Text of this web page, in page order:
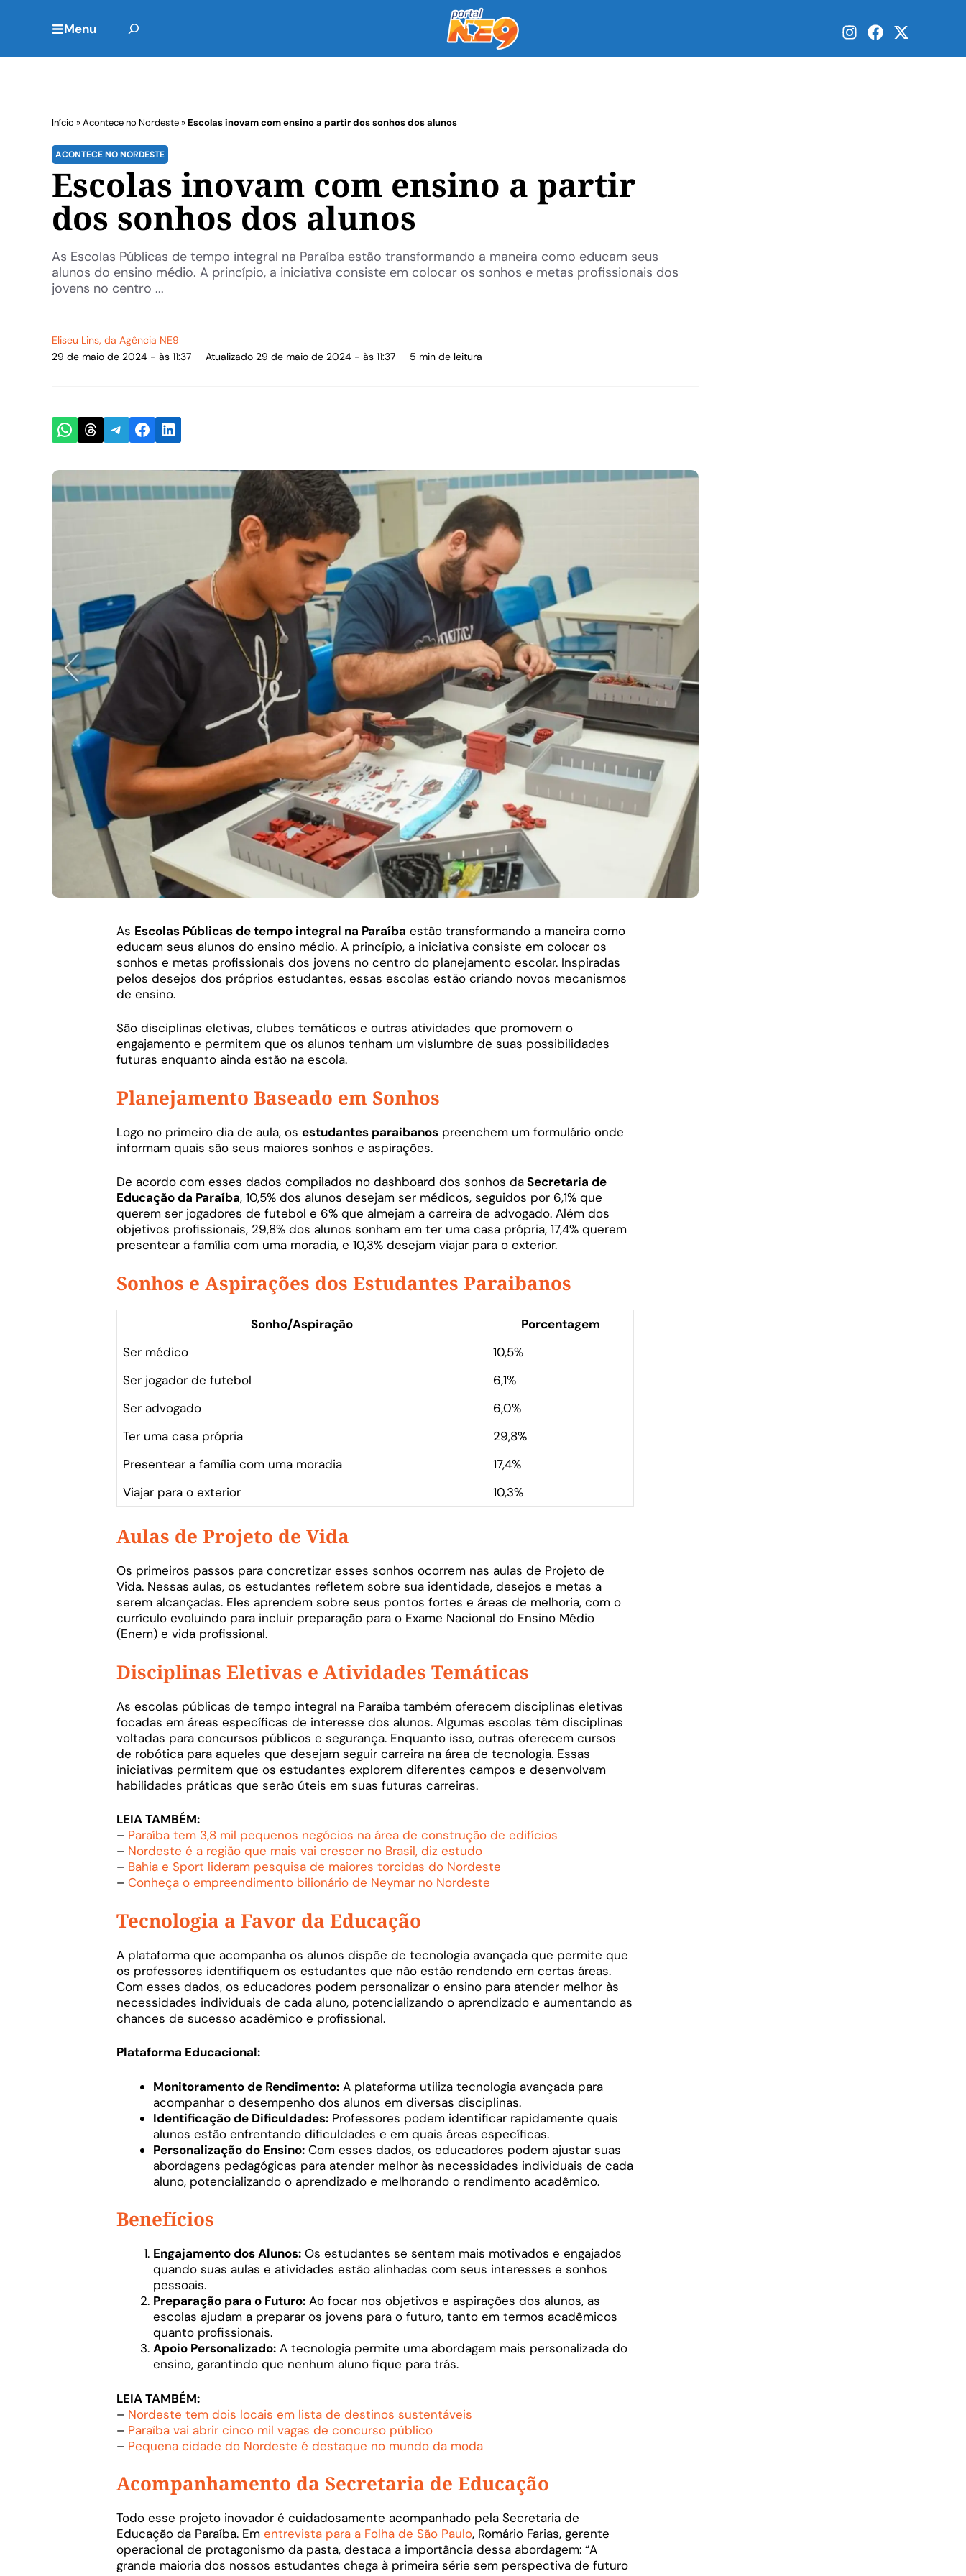
Menu
Início »Acontece no Nordeste»Escolas inovam com ensino a partir dos sonhos dos alunos
ACONTECE NO NORDESTE
Escolas inovam com ensino a partir
dos sonhos dos alunos
As Escolas Públicas de tempo integral na Paraíba estão transformando a maneira como educam seus
alunos do ensino médio. A princípio, a iniciativa consiste em colocar os sonhos e metas profissionais dos
jovens no centro ...
Eliseu Lins, da Agência NE9
29 de maio de 2024 - às 11:37
Atualizado 29 de maio de 2024 - às 11:37 5 min de leitura
Share on WhatsApp
Share on Threads
Share on Telegram
Share on Facebook
Share on LinkedIn
As Escolas Públicas de tempo integral na Paraíba estão transformando a maneira como
educam seus alunos do ensino médio. A princípio, a iniciativa consiste em colocar os
sonhos e metas profissionais dos jovens no centro do planejamento escolar. Inspiradas
pelos desejos dos próprios estudantes, essas escolas estão criando novos mecanismos
de ensino.
São disciplinas eletivas, clubes temáticos e outras atividades que promovem o
engajamento e permitem que os alunos tenham um vislumbre de suas possibilidades
futuras enquanto ainda estão na escola.
Planejamento Baseado em Sonhos
Logo no primeiro dia de aula, os estudantes paraibanos preenchem um formulário onde
informam quais são seus maiores sonhos e aspirações.
De acordo com esses dados compilados no dashboard dos sonhos daSecretaria de
Educação da Paraíba, 10,5% dos alunos desejam ser médicos, seguidos por 6,1% que
querem ser jogadores de futebol e 6% que almejam a carreira de advogado. Além dos
objetivos profissionais, 29,8% dos alunos sonham em ter uma casa própria, 17,4% querem
presentear a família com uma moradia, e 10,3% desejam viajar para o exterior.
Sonhos e Aspirações dos Estudantes Paraibanos
Sonho/Aspiração
Porcentagem
Ser médico
10,5%
Ser jogador de futebol
6,1%
Ser advogado
6,0%
Ter uma casa própria
29,8%
Presentear a família com uma moradia
17,4%
Viajar para o exterior
10,3%
Aulas de Projeto de Vida
Os primeiros passos para concretizar esses sonhos ocorrem nas aulas de Projeto de
Vida. Nessas aulas, os estudantes refletem sobre sua identidade, desejos e metas a
serem alcançadas. Eles aprendem sobre seus pontos fortes e áreas de melhoria, com o
currículo evoluindo para incluir preparação para o Exame Nacional do Ensino Médio
(Enem) e vida profissional.
Disciplinas Eletivas e Atividades Temáticas
As escolas públicas de tempo integral na Paraíba também oferecem disciplinas eletivas
focadas em áreas específicas de interesse dos alunos. Algumas escolas têm disciplinas
voltadas para concursos públicos e segurança. Enquanto isso, outras oferecem cursos
de robótica para aqueles que desejam seguir carreira na área de tecnologia. Essas
iniciativas permitem que os estudantes explorem diferentes campos e desenvolvam
habilidades práticas que serão úteis em suas futuras carreiras.
LEIA TAMBÉM:
– Paraíba tem 3,8 mil pequenos negócios na área de construção de edifícios
– Nordeste é a região que mais vai crescer no Brasil, diz estudo
– Bahia e Sport lideram pesquisa de maiores torcidas do Nordeste
– Conheça o empreendimento bilionário de Neymar no Nordeste
Tecnologia a Favor da Educação
A plataforma que acompanha os alunos dispõe de tecnologia avançada que permite que
os professores identifiquem os estudantes que não estão rendendo em certas áreas.
Com esses dados, os educadores podem personalizar o ensino para atender melhor às
necessidades individuais de cada aluno, potencializando o aprendizado e aumentando as
chances de sucesso acadêmico e profissional.
Plataforma Educacional:
Monitoramento de Rendimento: A plataforma utiliza tecnologia avançada para
acompanhar o desempenho dos alunos em diversas disciplinas.
Identificação de Dificuldades: Professores podem identificar rapidamente quais
alunos estão enfrentando dificuldades e em quais áreas específicas.
Personalização do Ensino: Com esses dados, os educadores podem ajustar suas
abordagens pedagógicas para atender melhor às necessidades individuais de cada
aluno, potencializando o aprendizado e melhorando o rendimento acadêmico.
Benefícios
Engajamento dos Alunos: Os estudantes se sentem mais motivados e engajados
quando suas aulas e atividades estão alinhadas com seus interesses e sonhos
pessoais.
Preparação para o Futuro: Ao focar nos objetivos e aspirações dos alunos, as
escolas ajudam a preparar os jovens para o futuro, tanto em termos acadêmicos
quanto profissionais.
Apoio Personalizado: A tecnologia permite uma abordagem mais personalizada do
ensino, garantindo que nenhum aluno fique para trás.
LEIA TAMBÉM:
– Nordeste tem dois locais em lista de destinos sustentáveis
– Paraíba vai abrir cinco mil vagas de concurso público
– Pequena cidade do Nordeste é destaque no mundo da moda
Acompanhamento da Secretaria de Educação
Todo esse projeto inovador é cuidadosamente acompanhado pela Secretaria de
Educação da Paraíba. Em entrevista para a Folha de São Paulo, Romário Farias, gerente
operacional de protagonismo da pasta, destaca a importância dessa abordagem: “A
grande maioria dos nossos estudantes chega à primeira série sem perspectiva de futuro